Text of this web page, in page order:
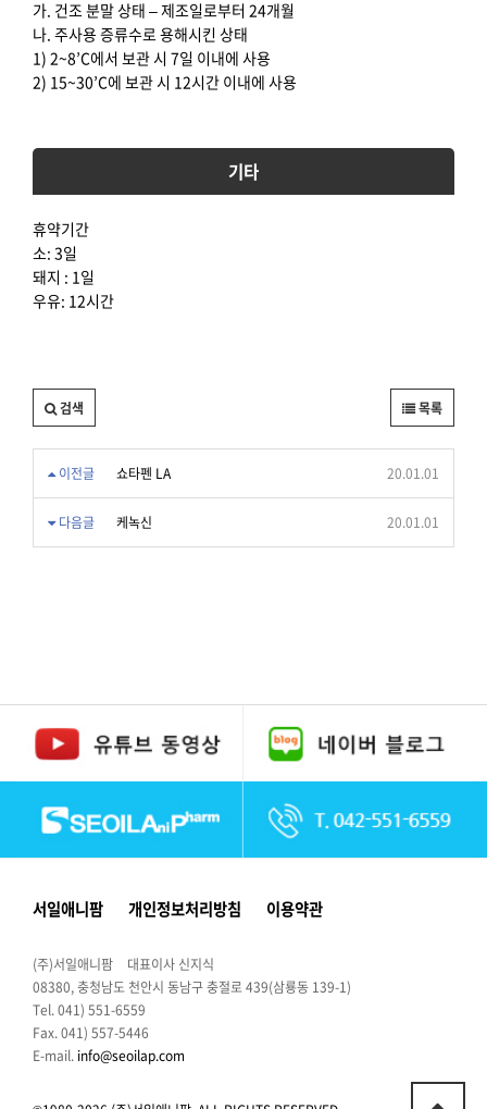
가. 건조 분말 상태 – 제조일로부터 24개월
나. 주사용 증류수로 용해시킨 상태
1) 2~8’C에서 보관 시 7일 이내에 사용
2) 15~30’C에 보관 시 12시간 이내에 사용
기타
휴약기간
소: 3일
돼지 : 1일
우유: 12시간
검색 목록
이전글 쇼타펜 LA 20.01.01
다음글 케녹신 20.01.01
서일애니팜 개인정보처리방침 이용약관
(주)서일애니팜
대표이사 신지식
08380, 충청남도 천안시 동남구 충절로 439(삼룡동 139-1)
Tel. 041) 551-6559
Fax. 041) 557-5446
E-mail. info@seoilap.com